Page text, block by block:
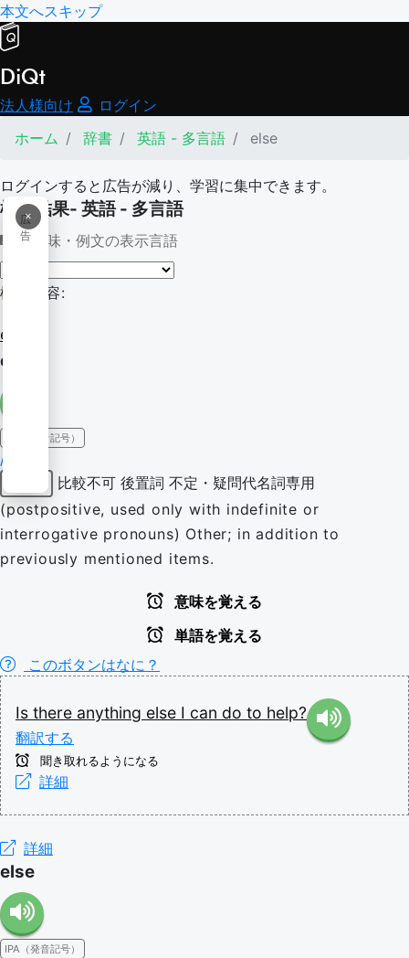
本文へスキップ
DiQt
法人様向け
ログイン
ホーム
辞書 英語 - 多言語 else
ログインすると広告が減り、学習に集中できます。
×
広
告
検索結果- 英語 - 多言語
意味・例文の表示言語
検索内容:
else
else
IPA（発音記号）
/ɛls/
比較不可 後置詞 不定・疑問代名詞専用
(postpositive, used only with indefinite or
interrogative pronouns) Other; in addition to
previously mentioned items.
意味を覚える
単語を覚える
このボタンはなに？
Is there anything else I can do to help?
翻訳する
聞き取れるようになる
詳細
詳細
else
IPA（発音記号）